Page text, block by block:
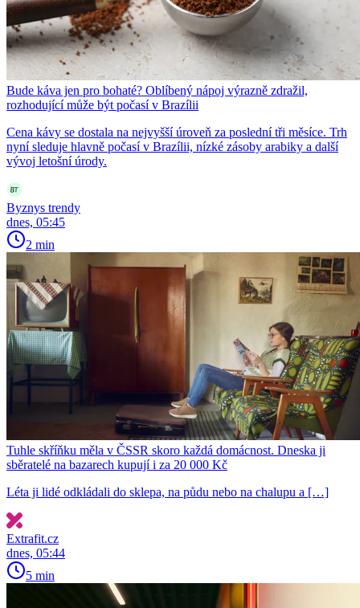
Bude káva jen pro bohaté? Oblíbený nápoj výrazně zdražil,
rozhodující může být počasí v Brazílii
Cena kávy se dostala na nejvyšší úroveň za poslední tři měsíce. Trh
nyní sleduje hlavně počasí v Brazílii, nízké zásoby arabiky a další
vývoj letošní úrody.
Byznys trendy
dnes, 05:45
2 min
Tuhle skříňku měla v ČSSR skoro každá domácnost. Dneska ji
sběratelé na bazarech kupují i za 20 000 Kč
Léta ji lidé odkládali do sklepa, na půdu nebo na chalupu a […]
Extrafit.cz
dnes, 05:44
5 min